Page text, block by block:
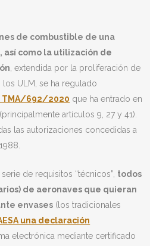
de combustible de una
así como la utilización de
, extendida por la proliferación de
ULM, se ha regulado
TMA/692/2020 que ha entrado en
artículos 9, 27 y 41).
las autorizaciones concedidas a
de requisitos “técnicos”, todos
de aeronaves que quieran
envases (los tradicionales
una declaración
electrónica mediante certificado